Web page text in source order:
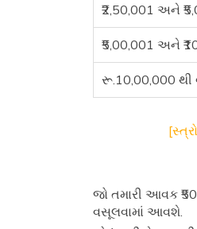
₹2,50,001 અને
₹5,00,001 અને
રૂ.10,00,000 થી
જો તમારી આવક
વસૂલવામાં આવશે.